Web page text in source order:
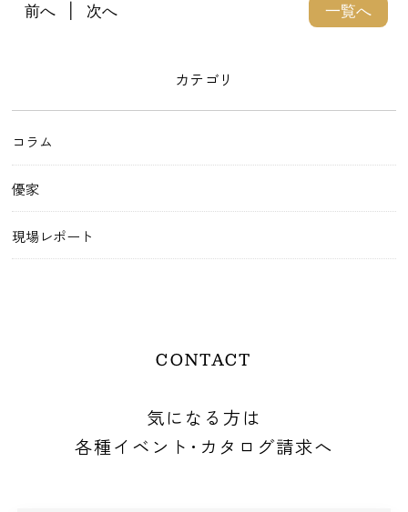
一覧へ
前へ 次へ
カテゴリ
コラム
優家
現場レポート
CONTACT
気になる方は
各種イベント･カタログ請求へ